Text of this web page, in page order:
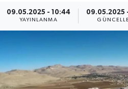
09.05.2025 - 10:44
YAYINLANMA
09.05.2025